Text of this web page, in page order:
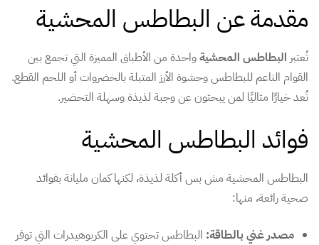
مقدمة عن البطاطس المحشية
تُعتبر البطاطس المحشيةواحدة من الأطباق المميزة التي تجمع بين
القوام الناعم للبطاطس وحشوة الأرز المتبلة بالخضروات أو اللحم القطع.
تُعد خيارًا مثاليًا لمن يبحثون عن وجبة لذيذة وسهلة التحضير.
فوائد البطاطس المحشية
البطاطس المحشية مش بس أكلة لذيذة، لكنها كمان مليانة بفوائد
صحية رائعة، منها:
مصدر غني بالطاقة: البطاطس تحتوي على الكربوهيدرات التي توفر